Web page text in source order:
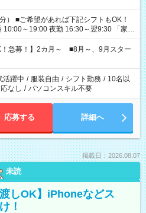
OK！
～19:00 夜勤 16:30～翌9:30 「家族
「余裕を持って夕飯の準備がしたい」
くない」 など、ご希望を教えてください
勤務時間。 合計で週40時間を超える場
！急募！】2カ月～ ■8月～、9月スター
活躍中 / 服装自由 / シフト勤務 / 10名以
なし / パソコンスキル不要
応募する 詳細へ
掲載日：2026.08.07
未読
しOK】iPhoneなどス
！